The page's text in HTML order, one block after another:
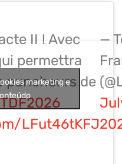
II ! Avec
permettra
puncheurs de
LFut46tKFJ
—
marketing e